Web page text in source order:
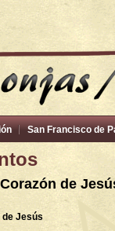
San Francisco de
de
de Jesús